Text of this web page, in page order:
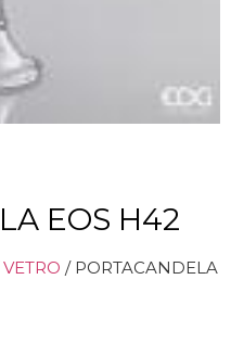
EOS H42
VETRO / PORTACANDELA